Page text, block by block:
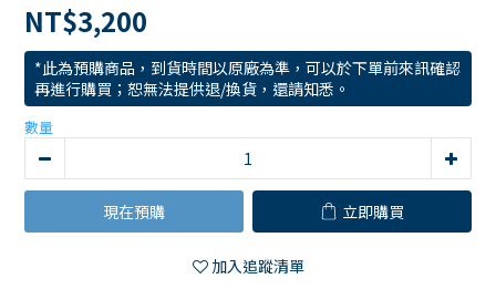
NT$3,200
*此為預購商品，到貨時間以原廠為準，可以於下單前來訊確認
再進行購買；恕無法提供退/換貨，還請知悉。
數量
現在預購 立即購買
加入追蹤清單